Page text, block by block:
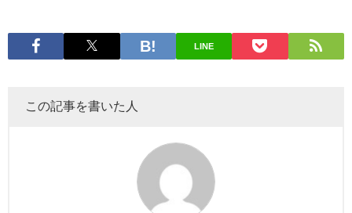
LINE
この記事を書いた人